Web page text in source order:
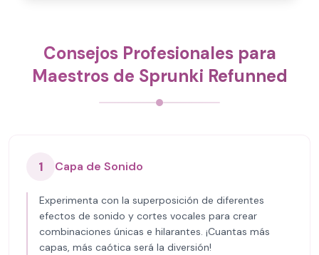
Consejos Profesionales para
Maestros de Sprunki Refunned
1 Capa de Sonido
Experimenta con la superposición de diferentes
efectos de sonido y cortes vocales para crear
combinaciones únicas e hilarantes. ¡Cuantas más
capas, más caótica será la diversión!